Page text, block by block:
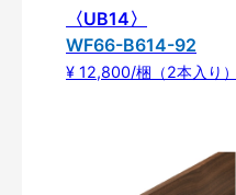
〈UB14〉
WF66-B614-92
¥ 12,800/梱（2本入り）